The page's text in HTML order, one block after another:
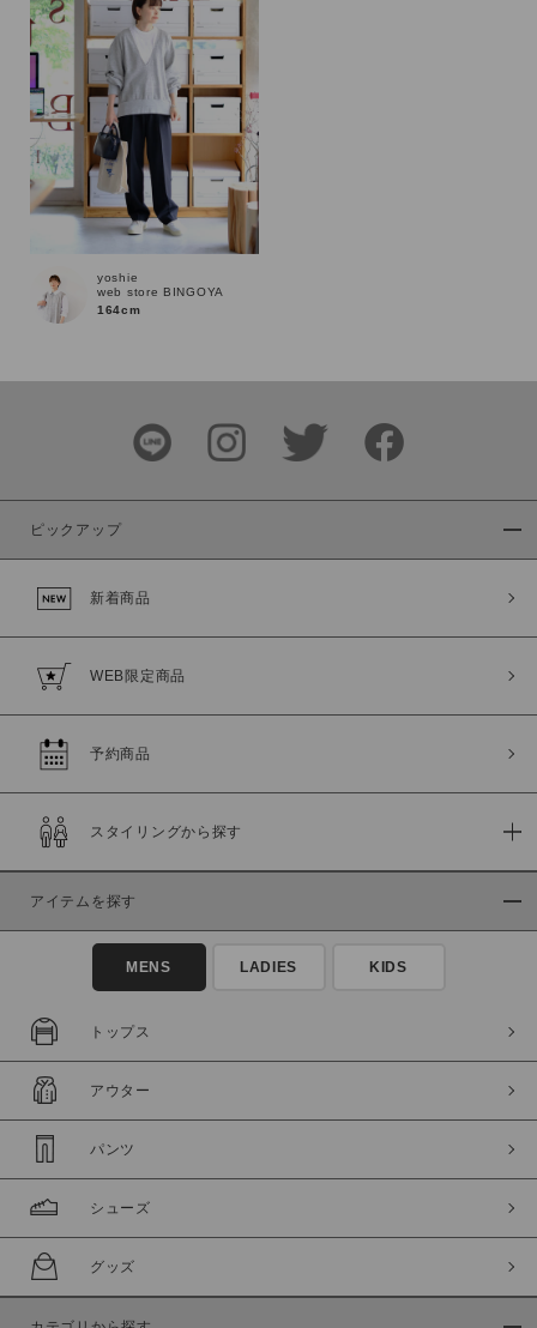
yoshie
web store BINGOYA
164cm
ピックアップ
新着商品
WEB限定商品
予約商品
スタイリングから探す
アイテムを探す
MENS LADIES KIDS
トップス
アウター
パンツ
シューズ
グッズ